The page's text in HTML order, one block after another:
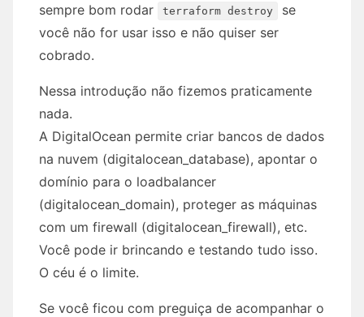
sempre bom rodar
terraform destroy
se
você não for usar isso e não quiser ser
cobrado.
Nessa introdução não fizemos praticamente
nada.
A DigitalOcean permite criar bancos de dados
na nuvem (digitalocean_database), apontar o
domínio para o loadbalancer
(digitalocean_domain), proteger as máquinas
com um firewall (digitalocean_firewall), etc.
Você pode ir brincando e testando tudo isso.
O céu é o limite.
Se você ficou com preguiça de acompanhar o